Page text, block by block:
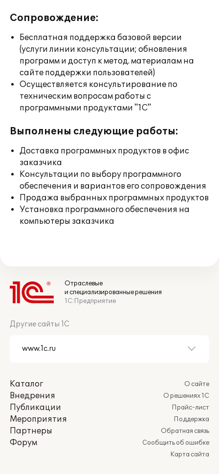
Сопровождение:
Бесплатная поддержка базовой версии
(услуги линии консультации; обновления
программ и доступ к метод. материалам на
сайте поддержки пользователей)
Осуществляется консультирование по
техническим вопросам работы с
программными продуктами "1С"
Выполнены следующие работы:
Доставка программных продуктов в офис
заказчика
Консультации по выбору программного
обеспечения и вариантов его сопровождения
Продажа выбранных программных продуктов
Установка программного обеспечения на
компьютеры заказчика
Отраслевые
и специализированные решения
1С:Предприятие
Другие сайты 1С
Каталог
Внедрения
Публикации
Мероприятия
Партнеры
Форум
О сайте
О решениях 1С
Прайс-лист
Поддержка
Обратная связь
Сообщить об ошибке
Карта сайта